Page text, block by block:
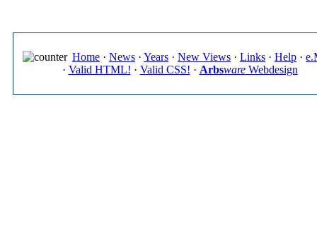
Home · News · Years · New Views · Links · Help ·
· Valid HTML! · Valid CSS! · ArbswareWebdesign